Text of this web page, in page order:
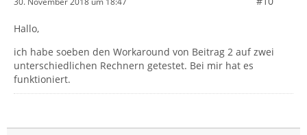
Hallo,
ich habe soeben den Workaround von Beitrag 2 auf zwei
unterschiedlichen Rechnern getestet. Bei mir hat es
funktioniert.